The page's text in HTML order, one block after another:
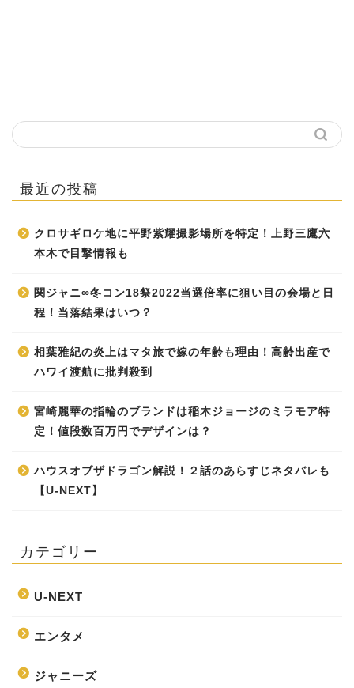
最近の投稿
クロサギロケ地に平野紫耀撮影場所を特定！上野三鷹六
本木で目撃情報も
関ジャニ∞冬コン18祭2022当選倍率に狙い目の会場と日
程！当落結果はいつ？
相葉雅紀の炎上はマタ旅で嫁の年齢も理由！高齢出産で
ハワイ渡航に批判殺到
宮崎麗華の指輪のブランドは稲木ジョージのミラモア特
定！値段数百万円でデザインは？
ハウスオブザドラゴン解説！２話のあらすじネタバレも
【U-NEXT】
カテゴリー
U-NEXT
エンタメ
ジャニーズ